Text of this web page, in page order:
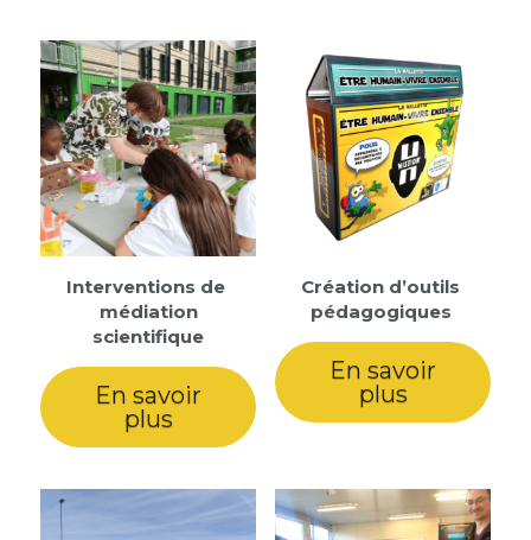
Interventions de
médiation
scientifique
En savoir
plus
Création d’outils
pédagogiques
En savoir
plus